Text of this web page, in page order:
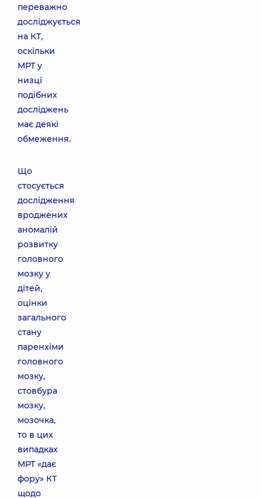
переважно
досліджується
на КТ,
оскільки
МРТ у
низці
подібних
досліджень
має деякі
обмеження.
Що
стосується
дослідження
вроджених
аномалій
розвитку
головного
мозку у
дітей,
оцінки
загального
стану
паренхіми
головного
мозку,
стовбура
мозку,
мозочка,
то в цих
випадках
МРТ «дає
фору» КТ
щодо